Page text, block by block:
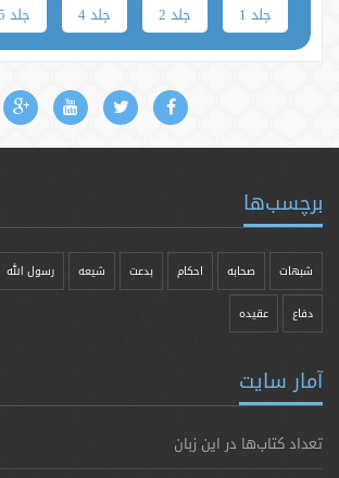
جلد 1 جلد 2 جلد 4 جلد 5
برچسب‌ها
شبهات صحابه احکام بدعت شیعه رسول الله
دفاع عقیده
آمار سایت
تعداد کتاب‌ها در این زبان